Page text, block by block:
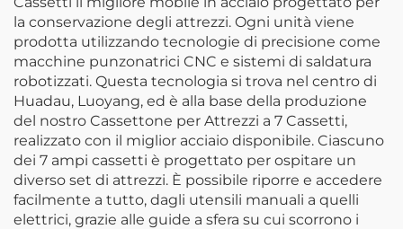
la conservazione degli attrezzi. Ogni unità viene
prodotta utilizzando tecnologie di precisione come
macchine punzonatrici CNC e sistemi di saldatura
robotizzati. Questa tecnologia si trova nel centro di
Huadau, Luoyang, ed è alla base della produzione
del nostro Cassettone per Attrezzi a 7 Cassetti,
realizzato con il miglior acciaio disponibile. Ciascuno
dei 7 ampi cassetti è progettato per ospitare un
diverso set di attrezzi. È possibile riporre e accedere
facilmente a tutto, dagli utensili manuali a quelli
elettrici, grazie alle guide a sfera su cui scorrono i